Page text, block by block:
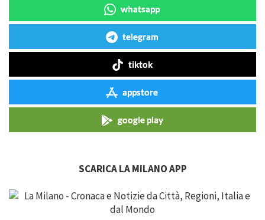
whatsapp
telegram
tiktok
appstore
google play
SCARICA LA MILANO APP